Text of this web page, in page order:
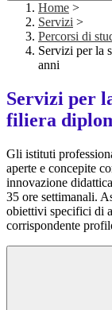
Home >
Servizi >
Percorsi di
Servizi per la
anni
Servizi per
filiera
Gli istituti
aperte e concepite
innovazione
35 ore settimanali.
obiettivi specifici di
corrispondente